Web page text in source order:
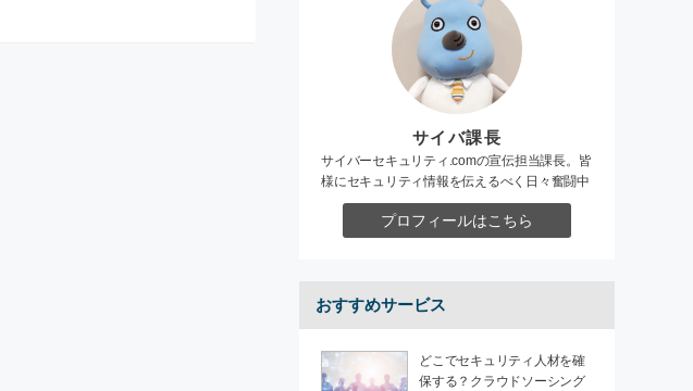
サイバ課長
サイバーセキュリティ.comの宣伝担当課長。皆
様にセキュリティ情報を伝えるべく日々奮闘中
プロフィールはこちら
おすすめサービス
どこでセキュリティ人材を確
保する？クラウドソーシング